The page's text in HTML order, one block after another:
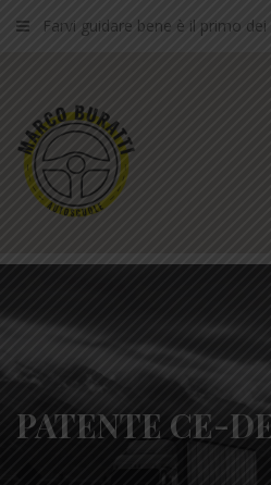
Farvi guidare bene è il primo
PATENTE CE-